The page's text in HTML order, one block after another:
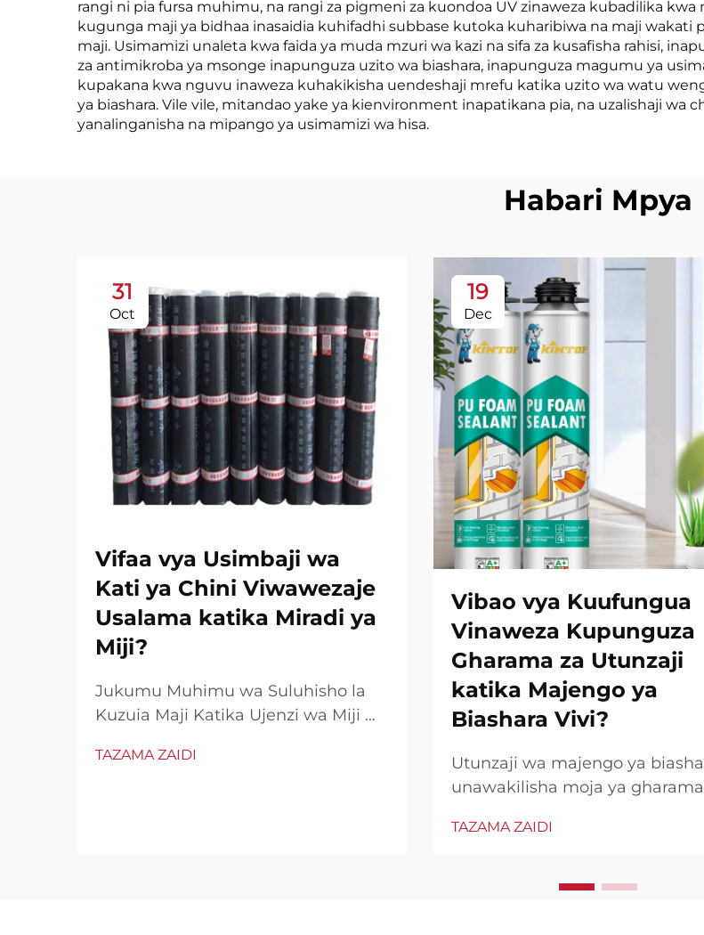
rangi ni pia fursa muhimu, na rangi za pigmeni za kuondoa UV zinaweza kubadilika
kugunga maji ya bidhaa inasaidia kuhifadhi subbase kutoka kuharibiwa na maji wakati
maji. Usimamizi unaleta kwa faida ya muda mzuri wa kazi na sifa za kusafisha rahisi,
za antimikroba ya msonge inapunguza uzito wa biashara, inapunguza magumu ya
kupakana kwa nguvu inaweza kuhakikisha uendeshaji mrefu katika uzito wa watu
ya biashara. Vile vile, mitandao yake ya kienvironment inapatikana pia, na uzalishaji wa
yanalinganisha na mipango ya usimamizi wa hisa.
Habari Mpya
31
Oct
Vifaa vya Usimbaji wa
Kati ya Chini Viwawezaje
Usalama katika Miradi ya
Miji?
Jukumu Muhimu wa Suluhisho la
Kuzuia Maji Katika Ujenzi wa Miji wa
wa maendeleo ya miji, vifungu vya
TAZAMA ZAIDI
19
Dec
Vibao vya Kuufungua
Vinaweza Kupunguza
Gharama za Utunzaji
katika Majengo ya
Biashara Vivi?
Utunzaji wa majengo ya
unawakilisha moja ya gharama
wa mali na wakala wa
mbalimbali za utunzaji,
TAZAMA ZAIDI